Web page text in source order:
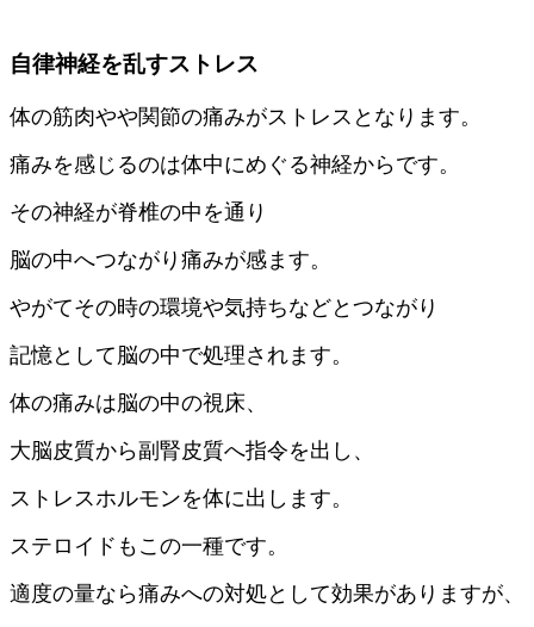
自律神経を乱すストレス
体の筋肉やや関節の痛みがストレスとなります。
痛みを感じるのは体中にめぐる神経からです。
その神経が脊椎の中を通り
脳の中へつながり痛みが感ます。
やがてその時の環境や気持ちなどとつながり
記憶として脳の中で処理されます。
体の痛みは脳の中の視床、
大脳皮質から副腎皮質へ指令を出し、
ストレスホルモンを体に出します。
ステロイドもこの一種です。
適度の量なら痛みへの対処として効果がありますが、